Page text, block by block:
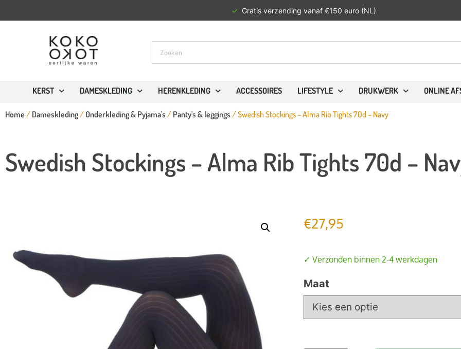
✓ Gratis verzending vanaf €150 euro (NL)
KERST DAMESKLEDING HERENKLEDING ACCESSOIRES LIFESTYLE DRUKWERK ONLINE
Home / Dameskleding/ Onderkleding & Pyjama's / Panty's & leggings / Swedish Stockings – Alma Rib Tights 70d – Navy
Swedish Stockings – Alma Rib Tights 70d –
€27,95
✓ Verzonden binnen 2-4 werkdagen
Maat